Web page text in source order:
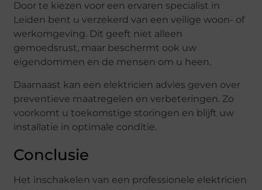
Door te kiezen voor een ervaren specialist in
Leiden bent u verzekerd van een veilige woon- of
werkomgeving. Dit geeft niet alleen
gemoedsrust, maar beschermt ook uw
eigendommen en de mensen om u heen.
Daarnaast kan een elektricien advies geven over
preventieve maatregelen en verbeteringen. Zo
voorkomt u toekomstige storingen en blijft uw
installatie in optimale conditie.
Conclusie
Het inschakelen van een professionele elektricien